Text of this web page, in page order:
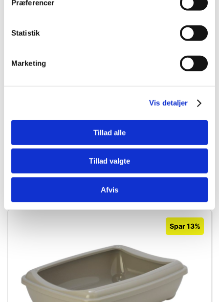
Præferencer
Statistik
Marketing
Vis detaljer
Tillad alle
Tillad valgte
Afvis
KLOFIL ELEKTRISK BATTERIDRIVEN 2xAA BATTERI ikke
DKK 135,20 ekskl. moms
Køb nu
Spar 13%